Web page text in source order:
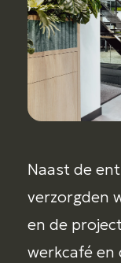
Naast de
verzorgden
en de
werkcafé en